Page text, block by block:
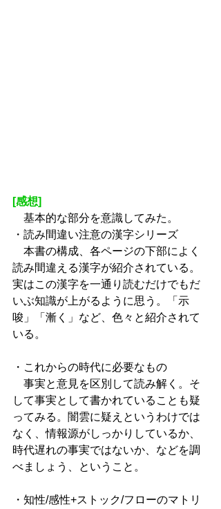
[感想]
基本的な部分を意識してみた。
・読み間違い注意の漢字シリーズ
本書の構成、各ページの下部によく
読み間違える漢字が紹介されている。
実はこの漢字を一通り読むだけでもだ
いぶ知識が上がるように思う。「示
唆」「漸く」など、色々と紹介されて
いる。
・これからの時代に必要なもの
事実と意見を区別して読み解く。そ
して事実として書かれていることも疑
ってみる。闇雲に疑えというわけでは
なく、情報源がしっかりしているか、
時代遅れの事実ではないか、などを調
べましょう、ということ。
・知性/感性+ストック/フローのマトリ